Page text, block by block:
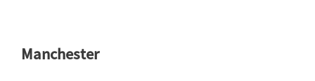
Manchester